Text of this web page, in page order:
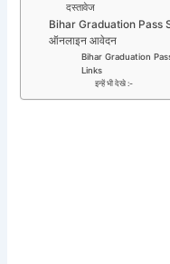
दस्तावेज
Bihar Graduation Pass
ऑनलाइन आवेदन
Bihar Graduation
Links
इन्हें भी देखे :-